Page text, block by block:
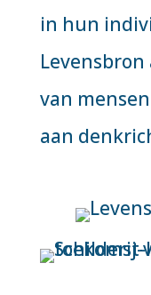
in hun
van
aan